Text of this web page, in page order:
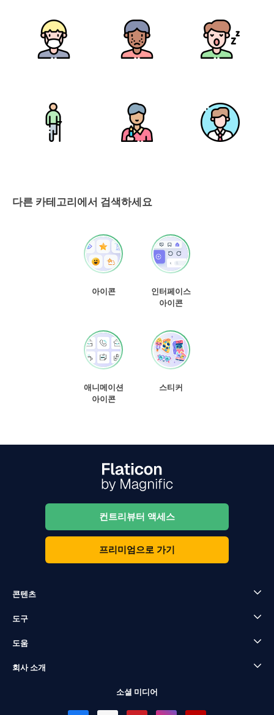
다른 카테고리에서 검색하세요
아이콘
인터페이스
아이콘
애니메이션
아이콘
스티커
컨트리뷰터 액세스
프리미엄으로 가기
콘텐츠
도구
도움
회사 소개
소셜 미디어